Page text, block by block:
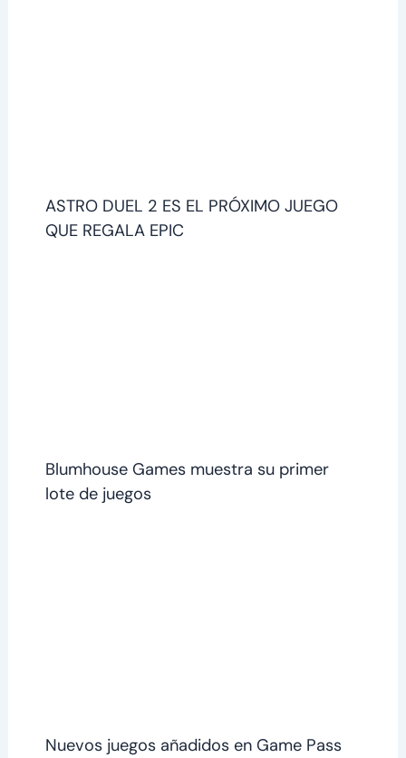
ASTRO DUEL 2 ES EL PRÓXIMO JUEGO
QUE REGALA EPIC
Blumhouse Games muestra su primer
lote de juegos
Nuevos juegos añadidos en Game Pass